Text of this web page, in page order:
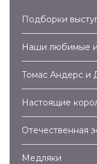
Подборки
Наши любимые
Томас Андерс и
Настоящие
Отечественная
Медляки